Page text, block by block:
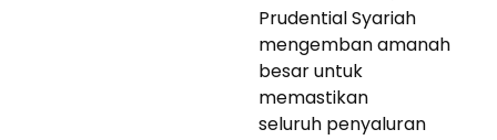
Prudential Syariah
mengemban amanah
besar untuk
memastikan
seluruh penyaluran